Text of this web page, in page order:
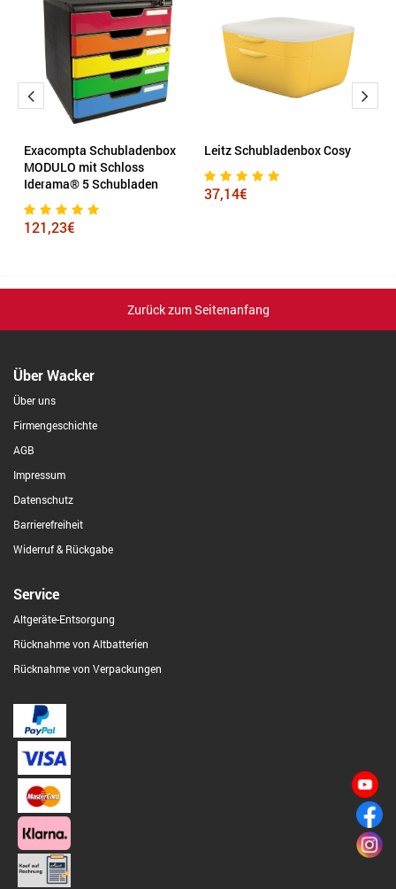
Exacompta Schubladenbox
MODULO mit Schloss
Iderama® 5 Schubladen
121,23€
Leitz Schubladenbox Cosy
37,14€
Zurück zum Seitenanfang
Über Wacker
Über uns
Firmengeschichte
AGB
Impressum
Datenschutz
Barrierefreiheit
Widerruf & Rückgabe
Service
Altgeräte-Entsorgung
Rücknahme von Altbatterien
Rücknahme von Verpackungen